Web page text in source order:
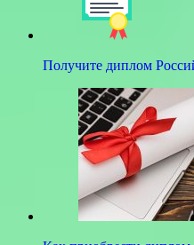
Получите диплом